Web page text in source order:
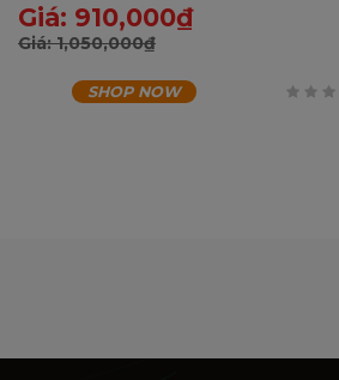
Giá: 910,000₫
Giá:1,050,000₫
SHOP NOW